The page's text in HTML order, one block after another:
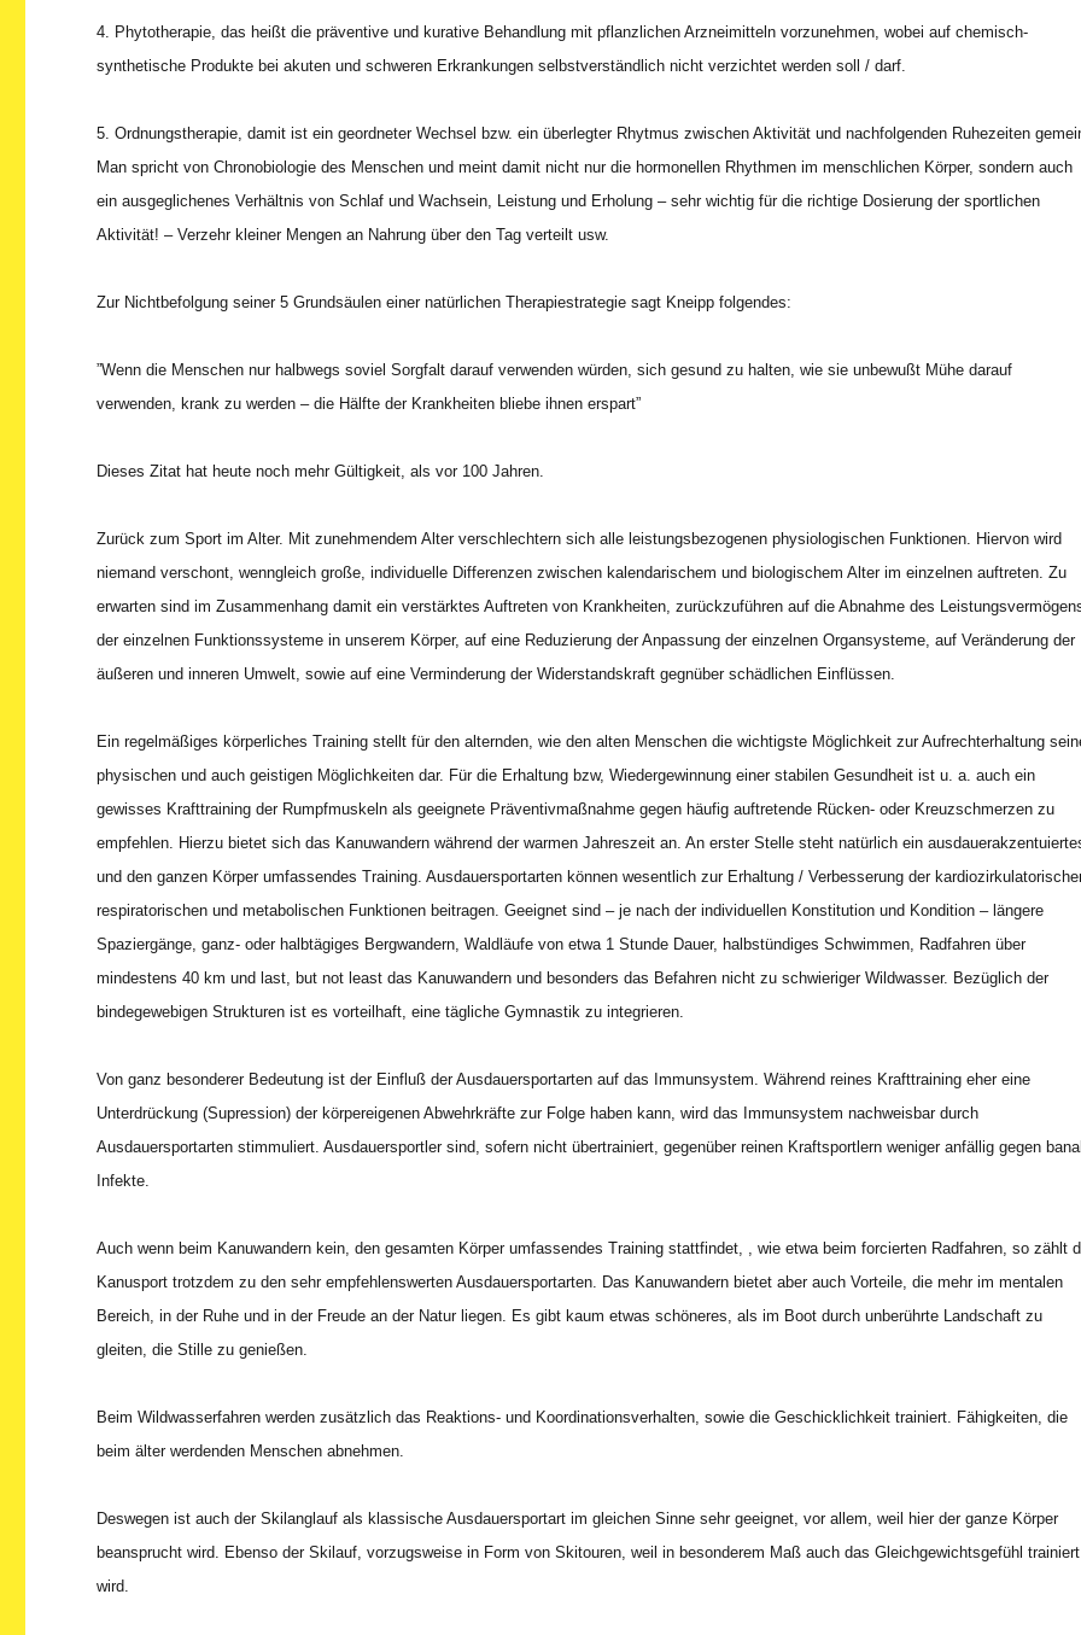
4. Phytotherapie, das heißt die präventive und kurative Behandlung mit pflanzlichen Arzneimitteln vorzunehmen, wobei auf chemisch-
synthetische Produkte bei akuten und schweren Erkrankungen selbstverständlich nicht verzichtet werden soll / darf.
5. Ordnungstherapie, damit ist ein geordneter Wechsel bzw. ein überlegter Rhytmus zwischen Aktivität und nachfolgenden Ruhezeiten
Man spricht von Chronobiologie des Menschen und meint damit nicht nur die hormonellen Rhythmen im menschlichen Körper, sondern auch
ein ausgeglichenes Verhältnis von Schlaf und Wachsein, Leistung und Erholung – sehr wichtig für die richtige Dosierung der sportlichen
Aktivität! – Verzehr kleiner Mengen an Nahrung über den Tag verteilt usw.
Zur Nichtbefolgung seiner 5 Grundsäulen einer natürlichen Therapiestrategie sagt Kneipp folgendes:
”Wenn die Menschen nur halbwegs soviel Sorgfalt darauf verwenden würden, sich gesund zu halten, wie sie unbewußt Mühe darauf
verwenden, krank zu werden – die Hälfte der Krankheiten bliebe ihnen erspart”
Dieses Zitat hat heute noch mehr Gültigkeit, als vor 100 Jahren.
Zurück zum Sport im Alter. Mit zunehmendem Alter verschlechtern sich alle leistungsbezogenen physiologischen Funktionen. Hiervon wird
niemand verschont, wenngleich große, individuelle Differenzen zwischen kalendarischem und biologischem Alter im einzelnen auftreten. Zu
erwarten sind im Zusammenhang damit ein verstärktes Auftreten von Krankheiten, zurückzuführen auf die Abnahme des
der einzelnen Funktionssysteme in unserem Körper, auf eine Reduzierung der Anpassung der einzelnen Organsysteme, auf Veränderung der
äußeren und inneren Umwelt, sowie auf eine Verminderung der Widerstandskraft gegnüber schädlichen Einflüssen.
Ein regelmäßiges körperliches Training stellt für den alternden, wie den alten Menschen die wichtigste Möglichkeit zur Aufrechterhaltung
physischen und auch geistigen Möglichkeiten dar. Für die Erhaltung bzw, Wiedergewinnung einer stabilen Gesundheit ist u. a. auch ein
gewisses Krafttraining der Rumpfmuskeln als geeignete Präventivmaßnahme gegen häufig auftretende Rücken- oder Kreuzschmerzen zu
empfehlen. Hierzu bietet sich das Kanuwandern während der warmen Jahreszeit an. An erster Stelle steht natürlich ein
und den ganzen Körper umfassendes Training. Ausdauersportarten können wesentlich zur Erhaltung / Verbesserung der
respiratorischen und metabolischen Funktionen beitragen. Geeignet sind – je nach der individuellen Konstitution und Kondition – längere
Spaziergänge, ganz- oder halbtägiges Bergwandern, Waldläufe von etwa 1 Stunde Dauer, halbstündiges Schwimmen, Radfahren über
mindestens 40 km und last, but not least das Kanuwandern und besonders das Befahren nicht zu schwieriger Wildwasser. Bezüglich der
bindegewebigen Strukturen ist es vorteilhaft, eine tägliche Gymnastik zu integrieren.
Von ganz besonderer Bedeutung ist der Einfluß der Ausdauersportarten auf das Immunsystem. Während reines Krafttraining eher eine
Unterdrückung (Supression) der körpereigenen Abwehrkräfte zur Folge haben kann, wird das Immunsystem nachweisbar durch
Ausdauersportarten stimmuliert. Ausdauersportler sind, sofern nicht übertrainiert, gegenüber reinen Kraftsportlern weniger anfällig gegen
Infekte.
Auch wenn beim Kanuwandern kein, den gesamten Körper umfassendes Training stattfindet, , wie etwa beim forcierten Radfahren, so zählt
Kanusport trotzdem zu den sehr empfehlenswerten Ausdauersportarten. Das Kanuwandern bietet aber auch Vorteile, die mehr im mentalen
Bereich, in der Ruhe und in der Freude an der Natur liegen. Es gibt kaum etwas schöneres, als im Boot durch unberührte Landschaft zu
gleiten, die Stille zu genießen.
Beim Wildwasserfahren werden zusätzlich das Reaktions- und Koordinationsverhalten, sowie die Geschicklichkeit trainiert. Fähigkeiten, die
beim älter werdenden Menschen abnehmen.
Deswegen ist auch der Skilanglauf als klassische Ausdauersportart im gleichen Sinne sehr geeignet, vor allem, weil hier der ganze Körper
beansprucht wird. Ebenso der Skilauf, vorzugsweise in Form von Skitouren, weil in besonderem Maß auch das Gleichgewichtsgefühl trainiert
wird.